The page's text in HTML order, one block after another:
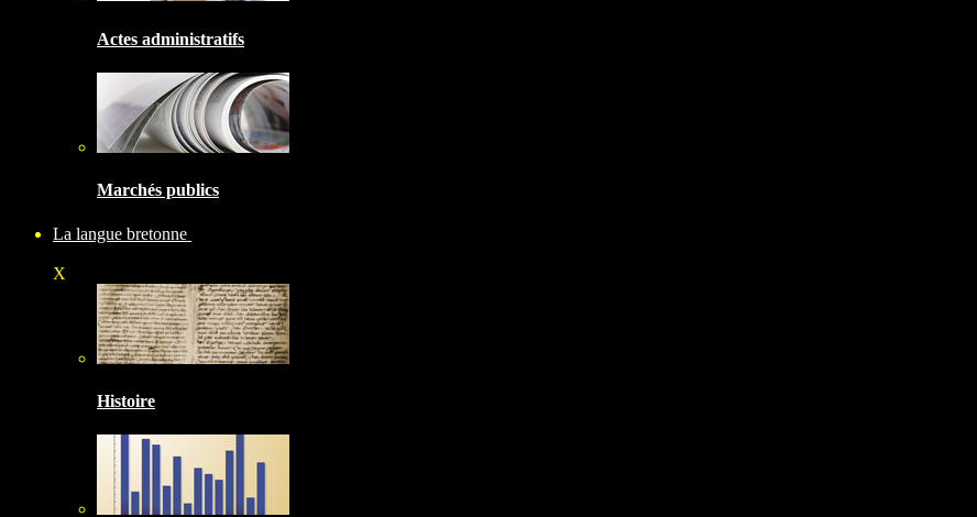
Actes administratifs
Marchés publics
La langue bretonne
X
Histoire